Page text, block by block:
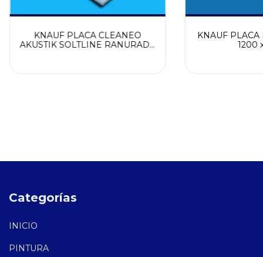
KNAUF PLACA CLEANEO
AKUSTIK SOLTLINE RANURADA
KNAUF PLACA
1200
Categorías
INICIO
PINTURA